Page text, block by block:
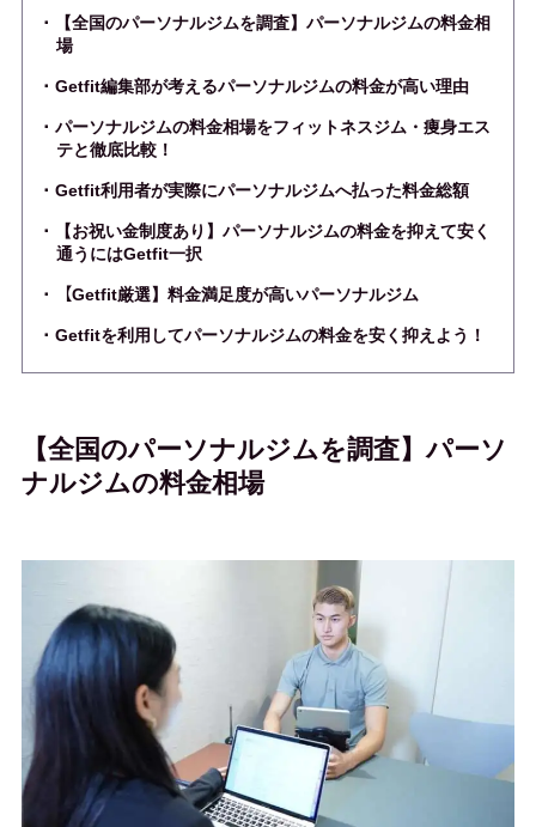
【全国のパーソナルジムを調査】パーソナルジムの料金相
場
Getfit編集部が考えるパーソナルジムの料金が高い理由
パーソナルジムの料金相場をフィットネスジム・痩身エス
テと徹底比較！
Getfit利用者が実際にパーソナルジムへ払った料金総額
【お祝い金制度あり】パーソナルジムの料金を抑えて安く
通うにはGetfit一択
【Getfit厳選】料金満足度が高いパーソナルジム
Getfitを利用してパーソナルジムの料金を安く抑えよう！
【全国のパーソナルジムを調査】パーソ
ナルジムの料金相場